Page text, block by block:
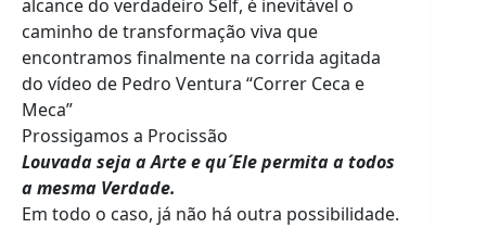
alcance do verdadeiro Self, é inevitável o
caminho de transformação viva que
encontramos finalmente na corrida agitada
do vídeo de Pedro Ventura “Correr Ceca e
Meca”
Prossigamos a Procissão
Louvada seja a Arte e qu´Ele permita a todos
a mesma Verdade.
Em todo o caso, já não há outra possibilidade.